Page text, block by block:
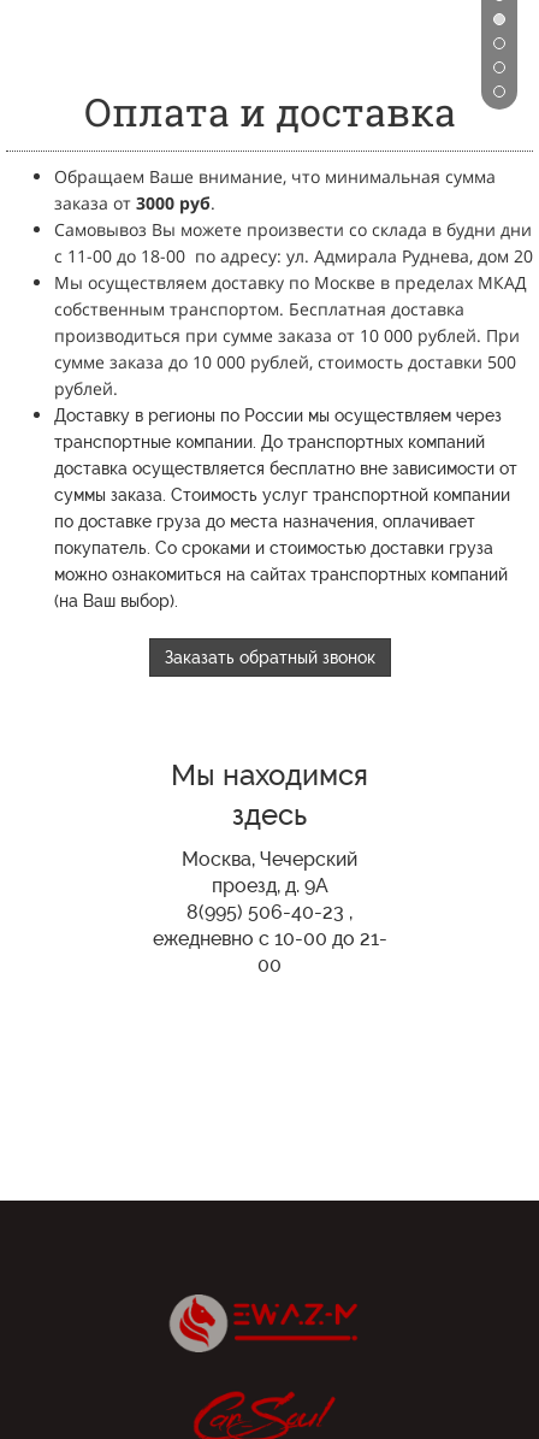
Оплата и доставка
Обращаем Ваше внимание, что минимальная сумма
заказа от 3000 руб.
Самовывоз Вы можете произвести со склада в будни дни
с 11-00 до 18-00 по адресу: ул. Адмирала Руднева, дом 20
Мы осуществляем доставку по Москве в пределах МКАД
собственным транспортом. Бесплатная доставка
производиться при сумме заказа от 10 000 рублей. При
сумме заказа до 10 000 рублей, стоимость доставки 500
рублей.
Доставку в регионы по России мы осуществляем через
транспортные компании. До транспортных компаний
доставка осуществляется бесплатно вне зависимости от
суммы заказа. Стоимость услуг транспортной компании
по доставке груза до места назначения, оплачивает
покупатель. Со сроками и стоимостью доставки груза
можно ознакомиться на сайтах транспортных компаний
(на Ваш выбор).
Заказать обратный звонок
Мы находимся
здесь
Москва, Чечерский
проезд, д. 9А
8(995) 506-40-23 ,
ежедневно с 10-00 до 21-
00